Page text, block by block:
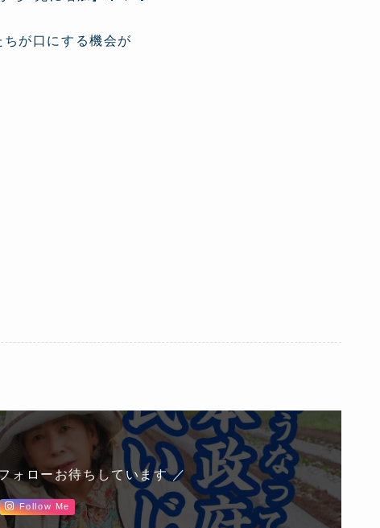
が口にする機会が
ォローお待ちしています ／
Follow Me